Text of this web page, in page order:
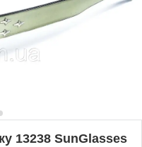
13238 SunGlasses